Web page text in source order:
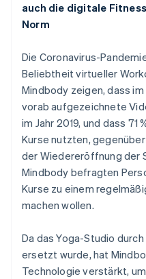
auch die digitale
Norm
Die Coronavirus-
Beliebtheit virtueller
Mindbody zeigen, dass
vorab aufgezeichnete
im Jahr 2019, und dass
Kurse nutzten, gegenüber
der Wiedereröffnung der
Mindbody befragten
Kurse zu einem
machen wollen.
Da das Yoga-Studio
ersetzt wurde, hat
Technologie verstärkt,
Australien
English
Belgien
NederlandsFrançais
Brasilien
PortuguêsEnglish
Bulgarien
Dänemark
English
Deutschland
DeutschEnglish